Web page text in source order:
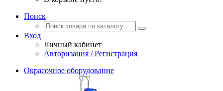
Поиск
Вход
Личный кабинет
Авторизация / Регистрация
Окрасочное оборудование